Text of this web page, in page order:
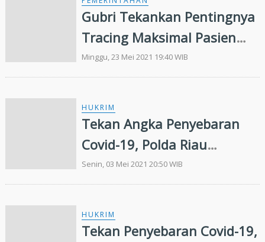
Gubri Tekankan Pentingnya
Tracing Maksimal Pasien
Terkonfirmasi COVID-19
Minggu, 23 Mei 2021 19:40 WIB
HUKRIM
Tekan Angka Penyebaran
Covid-19, Polda Riau
Tingkatkan Intensitas Giat
Penyekatan dan
Senin, 03 Mei 2021 20:50 WIB
HUKRIM
Tekan Penyebaran Covid-19,